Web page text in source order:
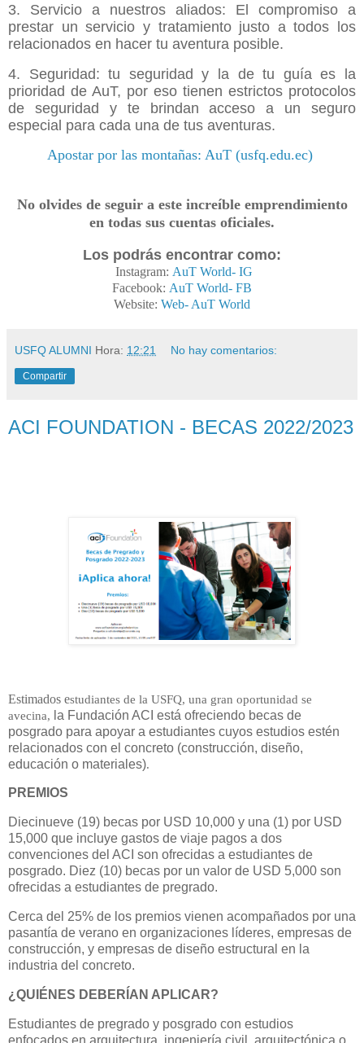
3. Servicio a nuestros aliados: El compromiso a
prestar un servicio y tratamiento justo a todos los
relacionados en hacer tu aventura posible.
4. Seguridad: tu seguridad y la de tu guía es la
prioridad de AuT, por eso tienen estrictos protocolos
de seguridad y te brindan acceso a un seguro
especial para cada una de tus aventuras.
Apostar por las montañas: AuT (usfq.edu.ec)
No olvides de seguir a este increíble emprendimiento
en todas sus cuentas oficiales.
Los podrás encontrar como:
Instagram: AuT World- IG
Facebook: AuT World- FB
Website: Web- AuT World
USFQ ALUMNI Hora: 12:21 No hay comentarios:
Compartir
ACI FOUNDATION - BECAS 2022/2023
Estimados estudiantes de la USFQ, una gran oportunidad se
avecina, la Fundación ACI está ofreciendo becas de
posgrado para apoyar a estudiantes cuyos estudios estén
relacionados con el concreto (construcción, diseño,
educación o materiales).
PREMIOS
Diecinueve (19) becas por USD 10,000 y una (1) por USD
15,000 que incluye gastos de viaje pagos a dos
convenciones del ACI son ofrecidas a estudiantes de
posgrado. Diez (10) becas por un valor de USD 5,000 son
ofrecidas a estudiantes de pregrado.
Cerca del 25% de los premios vienen acompañados por una
pasantía de verano en organizaciones líderes, empresas de
construcción, y empresas de diseño estructural en la
industria del concreto.
¿QUIÉNES DEBERÍAN APLICAR?
Estudiantes de pregrado y posgrado con estudios
enfocados en arquitectura, ingeniería civil, arquitectónica o